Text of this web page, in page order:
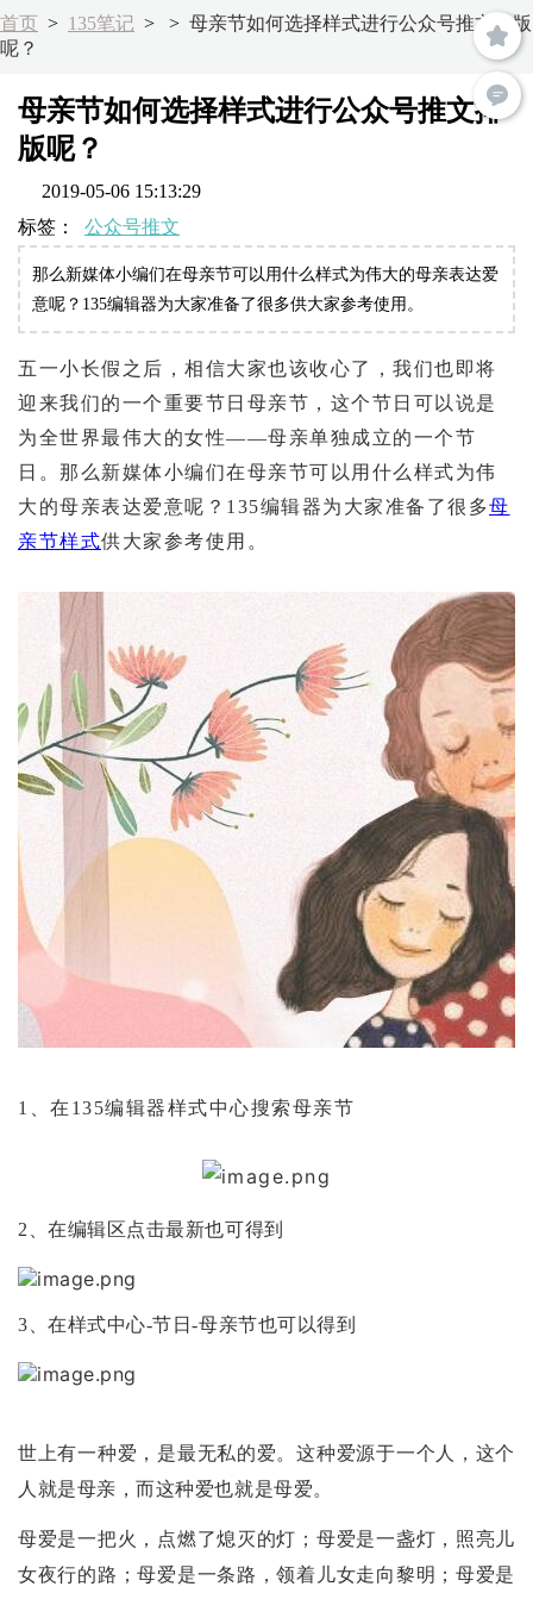
首页 > 135笔记 > > 母亲节如何选择样式进行公众号推文排版
呢？
母亲节如何选择样式进行公众号推文排
版呢？
2019-05-06 15:13:29
标签： 公众号推文
那么新媒体小编们在母亲节可以用什么样式为伟大的母亲表达爱
意呢？135编辑器为大家准备了很多供大家参考使用。
五一小长假之后，相信大家也该收心了，我们也即将
迎来我们的一个重要节日母亲节，这个节日可以说是
为全世界最伟大的女性——母亲单独成立的一个节
日。那么新媒体小编们在母亲节可以用什么样式为伟
大的母亲表达爱意呢？135编辑器为大家准备了很多母
亲节样式供大家参考使用。
1、在135编辑器样式中心搜索母亲节
2、在编辑区点击最新也可得到
3、在样式中心-节日-母亲节也可以得到
世上有一种爱，是最无私的爱。这种爱源于一个人，这个
人就是母亲，而这种爱也就是母爱。
母爱是一把火，点燃了熄灭的灯；母爱是一盏灯，照亮儿
女夜行的路；母爱是一条路，领着儿女走向黎明；母爱是